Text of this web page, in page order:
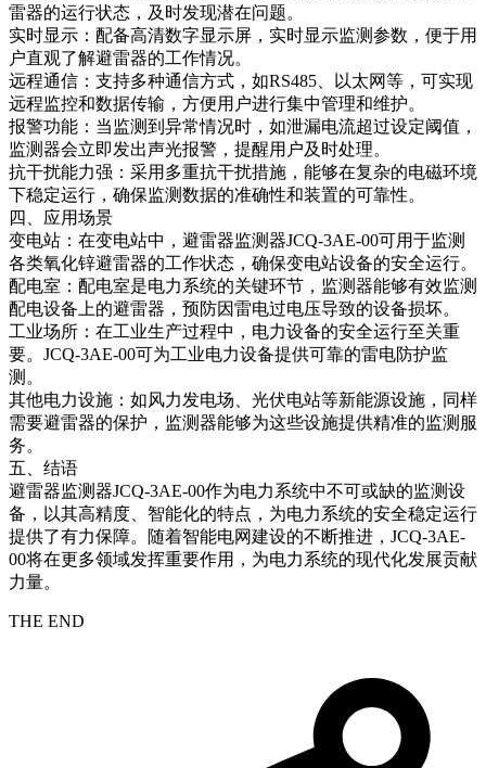
雷器的运行状态，及时发现潜在问题。
实时显示：配备高清数字显示屏，实时显示监测参数，便于用
户直观了解避雷器的工作情况。
远程通信：支持多种通信方式，如RS485、以太网等，可实现
远程监控和数据传输，方便用户进行集中管理和维护。
报警功能：当监测到异常情况时，如泄漏电流超过设定阈值，
监测器会立即发出声光报警，提醒用户及时处理。
抗干扰能力强：采用多重抗干扰措施，能够在复杂的电磁环境
下稳定运行，确保监测数据的准确性和装置的可靠性。
四、应用场景
变电站：在变电站中，避雷器监测器JCQ-3AE-00可用于监测
各类氧化锌避雷器的工作状态，确保变电站设备的安全运行。
配电室：配电室是电力系统的关键环节，监测器能够有效监测
配电设备上的避雷器，预防因雷电过电压导致的设备损坏。
工业场所：在工业生产过程中，电力设备的安全运行至关重
要。JCQ-3AE-00可为工业电力设备提供可靠的雷电防护监
测。
其他电力设施：如风力发电场、光伏电站等新能源设施，同样
需要避雷器的保护，监测器能够为这些设施提供精准的监测服
务。
五、结语
避雷器监测器JCQ-3AE-00作为电力系统中不可或缺的监测设
备，以其高精度、智能化的特点，为电力系统的安全稳定运行
提供了有力保障。随着智能电网建设的不断推进，JCQ-3AE-
00将在更多领域发挥重要作用，为电力系统的现代化发展贡献
力量。
THE END